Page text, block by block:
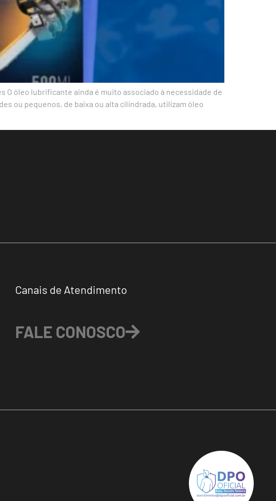
O óleo lubrificante ainda é muito associado à necessidade de
ou pequenos, de baixa ou alta cilindrada, utilizam óleo
Canais de Atendimento
FALE CONOSCO